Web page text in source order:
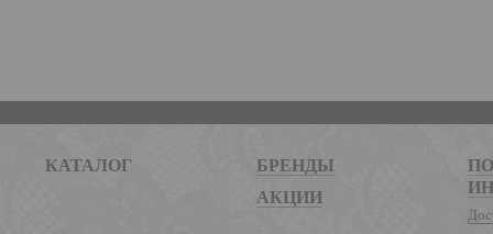
КАТАЛОГ
БРЕНДЫ
АКЦИИ